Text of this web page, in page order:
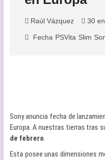
Raúl Vázquez 30
Fecha PSVita Slim
Sony anuncia fecha de
Europa. A nuestras tierras tras
de febrero.
Esta posee unas dimensiones